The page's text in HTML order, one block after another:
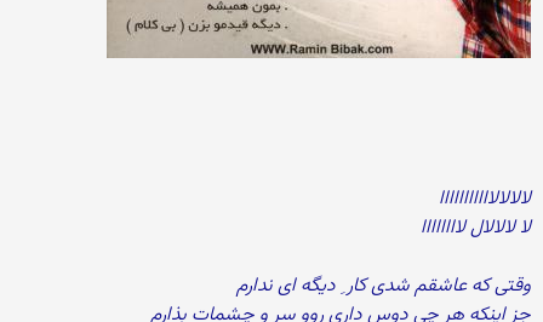
لالالالااااااااااا
لا لالالال لاااااااا
وقتی که عاشقم شدی کار ِ دیگه ای ندارم
جز اینکه هر چی دوس داری روو سر و چشمات بذارم